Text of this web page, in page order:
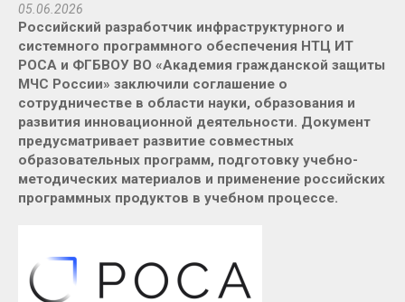
05.06.2026
Российский разработчик инфраструктурного и
системного программного обеспечения НТЦ ИТ
РОСА и ФГБВОУ ВО «Академия гражданской защиты
МЧС России» заключили соглашение о
сотрудничестве в области науки, образования и
развития инновационной деятельности. Документ
предусматривает развитие совместных
образовательных программ, подготовку учебно-
методических материалов и применение российских
программных продуктов в учебном процессе.